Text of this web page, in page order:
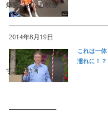
爆笑おもしろ映像
2014年8月19日
すごい動画
これは一
濡れに！？